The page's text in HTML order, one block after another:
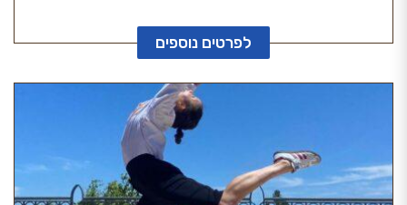
לפרטים נוספים